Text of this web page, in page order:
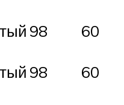
98 60
98 60